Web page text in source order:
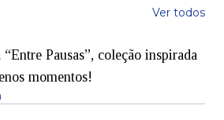
Ver todos
Pausas”, coleção inspirada
momentos!